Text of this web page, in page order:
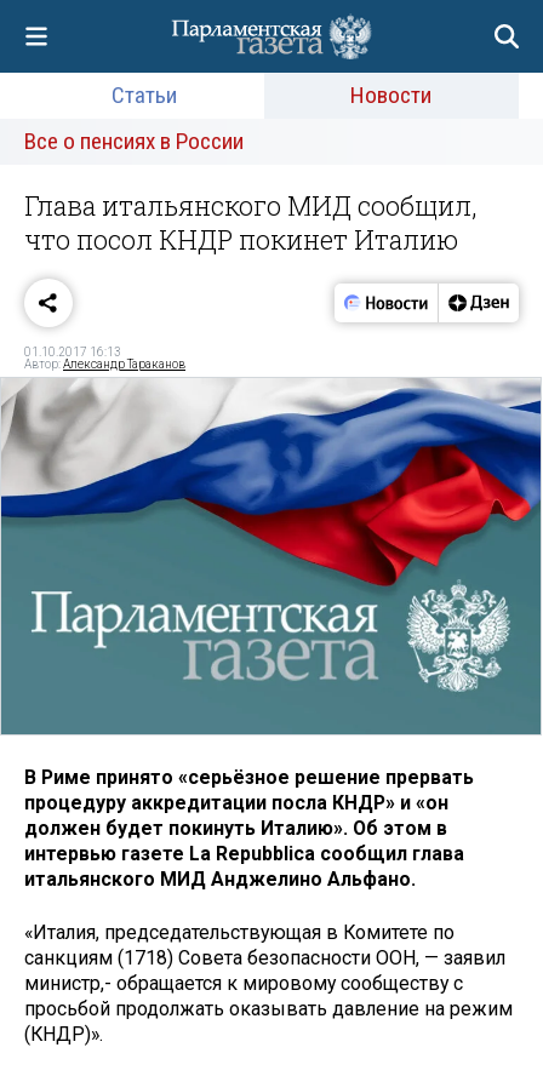
Статьи
Новости
Все о пенсиях в России
Глава итальянского МИД сообщил,
что посол КНДР покинет Италию
01.10.2017 16:13
Автор:Александр Тараканов
В Риме принято «серьёзное решение прервать
процедуру аккредитации посла КНДР» и «он
должен будет покинуть Италию». Об этом в
интервью газете La Repubblica сообщил глава
итальянского МИД Анджелино Альфано.
«Италия, председательствующая в Комитете по
санкциям (1718) Совета безопасности ООН, — заявил
министр,- обращается к мировому сообществу с
просьбой продолжать оказывать давление на режим
(КНДР)».